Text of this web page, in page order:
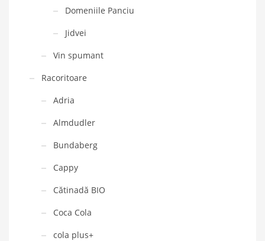
Domeniile Panciu
Jidvei
Vin spumant
Racoritoare
Adria
Almdudler
Bundaberg
Cappy
Cătinadă BIO
Coca Cola
cola plus+